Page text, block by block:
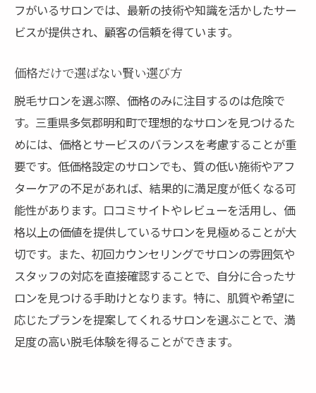
フがいるサロンでは、最新の技術や知識を活かしたサー
ビスが提供され、顧客の信頼を得ています。
価格だけで選ばない賢い選び方
脱毛サロンを選ぶ際、価格のみに注目するのは危険で
す。三重県多気郡明和町で理想的なサロンを見つけるた
めには、価格とサービスのバランスを考慮することが重
要です。低価格設定のサロンでも、質の低い施術やアフ
ターケアの不足があれば、結果的に満足度が低くなる可
能性があります。口コミサイトやレビューを活用し、価
格以上の価値を提供しているサロンを見極めることが大
切です。また、初回カウンセリングでサロンの雰囲気や
スタッフの対応を直接確認することで、自分に合ったサ
ロンを見つける手助けとなります。特に、肌質や希望に
応じたプランを提案してくれるサロンを選ぶことで、満
足度の高い脱毛体験を得ることができます。